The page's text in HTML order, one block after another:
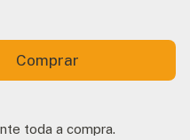
toda a compra.